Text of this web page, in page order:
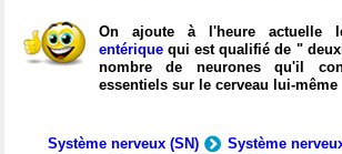
On ajoute à l'heure actuelle
entérique qui est qualifié de "
nombre de neurones qu'il
essentiels sur le cerveau lui-même
Système nerveux (SN) Système